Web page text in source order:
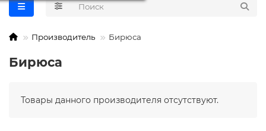
Производитель Бирюса
Бирюса
Товары данного производителя отсутствуют.